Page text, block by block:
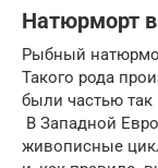
Натюрморт
Рыбный
Такого рода
были частью
В Западной
живописные